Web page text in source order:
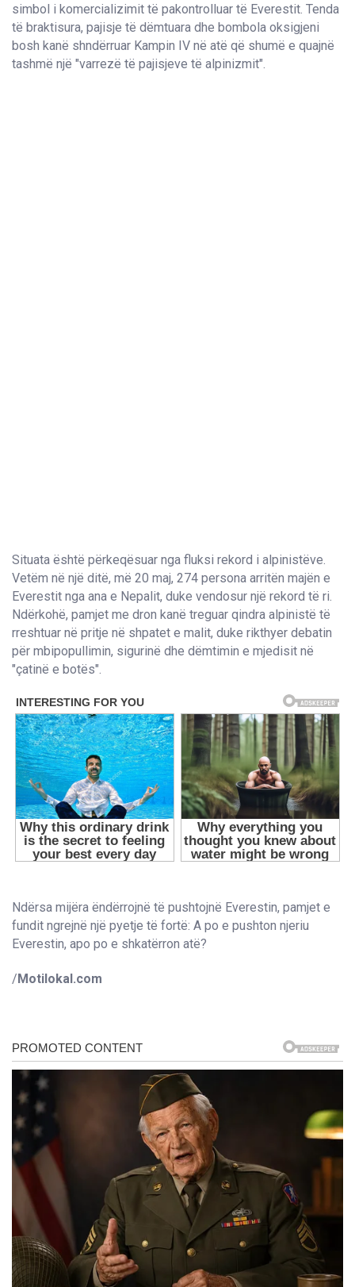
simbol i komercializimit të pakontrolluar të Everestit. Tenda
të braktisura, pajisje të dëmtuara dhe bombola oksigjeni
bosh kanë shndërruar Kampin IV në atë që shumë e quajnë
tashmë një "varrezë të pajisjeve të alpinizmit".
Situata është përkeqësuar nga fluksi rekord i alpinistëve.
Vetëm në një ditë, më 20 maj, 274 persona arritën majën e
Everestit nga ana e Nepalit, duke vendosur një rekord të ri.
Ndërkohë, pamjet me dron kanë treguar qindra alpinistë të
rreshtuar në pritje në shpatet e malit, duke rikthyer debatin
për mbipopullimin, sigurinë dhe dëmtimin e mjedisit në
"çatinë e botës".
Ndërsa mijëra ëndërrojnë të pushtojnë Everestin, pamjet e
fundit ngrejnë një pyetje të fortë: A po e pushton njeriu
Everestin, apo po e shkatërron atë?
/ Motilokal.com